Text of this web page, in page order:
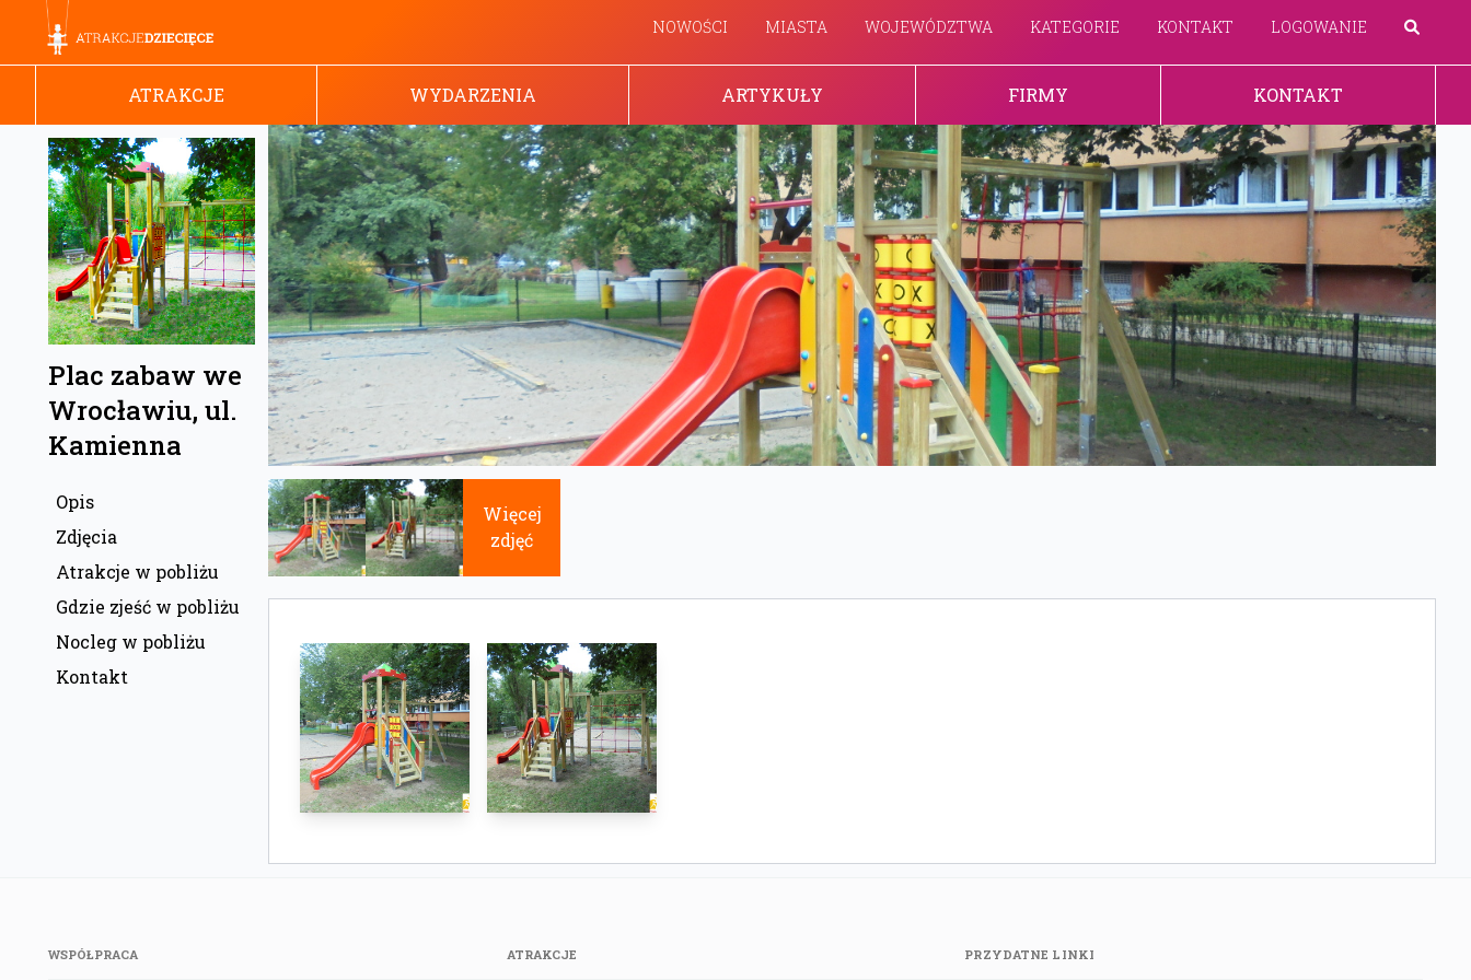
NOWOŚCI MIASTA WOJEWÓDZTWA KATEGORIE KONTAKT LOGOWANIE
ATRAKCJE WYDARZENIA ARTYKUŁY FIRMY KONTAKT
Plac zabaw we
Wrocławiu, ul.
Kamienna
Opis
Zdjęcia
Atrakcje w pobliżu
Gdzie zjeść w pobliżu
Nocleg w pobliżu
Kontakt
Więcej
zdjęć
WSPÓŁPRACA ATRAKCJE PRZYDATNE LINKI